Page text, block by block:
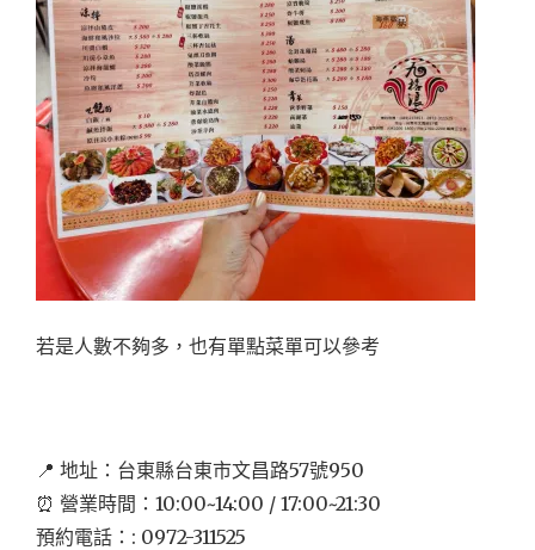
若是人數不夠多，也有單點菜單可以參考
📍 地址：台東縣台東市文昌路57號950
⏰ 營業時間：10:00~14:00 / 17:00~21:30
預約電話：: 0972-311525